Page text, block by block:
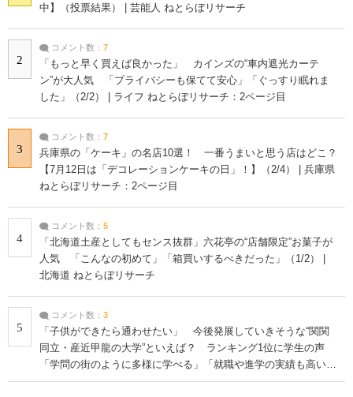
中】（投票結果） | 芸能人 ねとらぼリサーチ
2
コメント数： 7
「もっと早く買えば良かった」 カインズの“車内遮光カーテ
ン”が大人気 「プライバシーも保てて安心」「ぐっすり眠れま
した」（2/2） | ライフ ねとらぼリサーチ：2ページ目
3
コメント数： 7
兵庫県の「ケーキ」の名店10選！ 一番うまいと思う店はどこ？
【7月12日は「デコレーションケーキの日」！】（2/4） | 兵庫県
ねとらぼリサーチ：2ページ目
4
コメント数： 5
「北海道土産としてもセンス抜群」六花亭の“店舗限定”お菓子が
人気 「こんなの初めて」「箱買いするべきだった」（1/2） |
北海道 ねとらぼリサーチ
5
コメント数： 3
「子供ができたら通わせたい」 今後発展していきそうな“関関
同立・産近甲龍の大学”といえば？ ランキング1位に学生の声
「学問の街のように多様に学べる」「就職や進学の実績も高い」
| 大学 ねとらぼリサーチ